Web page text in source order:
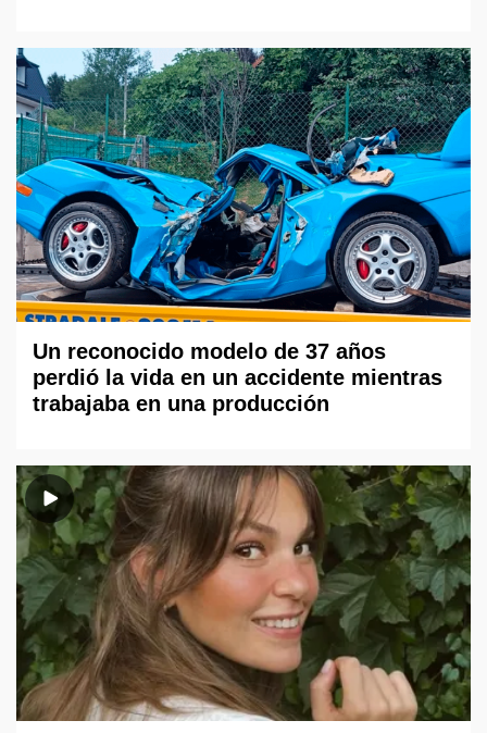
Un reconocido modelo de 37 años
perdió la vida en un accidente mientras
trabajaba en una producción